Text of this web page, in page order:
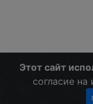
Этот сайт
согласие на